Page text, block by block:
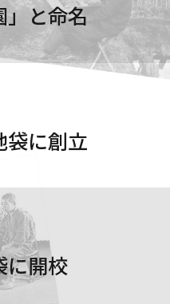
」と命名
袋に創立
に開校